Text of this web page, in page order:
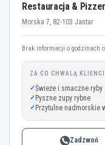
Restauracja &
Morska 7, 82-103 Jantar
Brak informacji o godzinach
ZA CO CHWALĄ KLIENCI
Świeże i smaczne ryby
Pyszne zupy rybne
Przytulne nadmorskie
Zadzwoń